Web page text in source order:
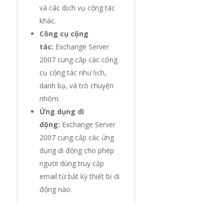
và các dịch vụ cộng tác
khác.
Công cụ cộng
tác: Exchange Server
2007 cung cấp các công
cụ cộng tác như lịch,
danh bạ, và trò chuyện
nhóm.
Ứng dụng di
động: Exchange Server
2007 cung cấp các ứng
dụng di động cho phép
người dùng truy cập
email từ bất kỳ thiết bị di
động nào.